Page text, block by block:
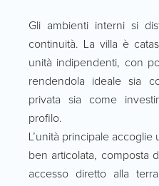
Gli ambienti interni si
continuità. La villa è
unità indipendenti, con
rendendola ideale sia
privata sia come
profilo.
L’unità principale
ben articolata, composta
accesso diretto alla